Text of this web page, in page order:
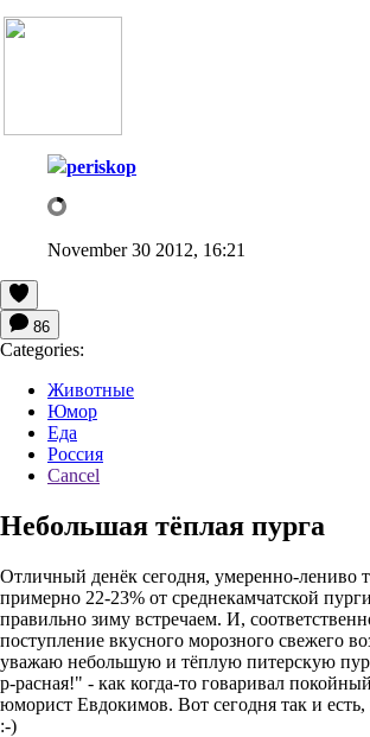
periskop
November 30 2012, 16:21
86
Categories:
Животные
Юмор
Еда
Россия
Cancel
Небольшая тёплая пурга
Отличный денёк сегодня, умеренно-лениво
примерно 22-23% от среднекамчатской
правильно зиму встречаем. И,
поступление вкусного морозного свежего
уважаю небольшую и тёплую питерскую
р-расная!" - как когда-то говаривал
юморист Евдокимов. Вот сегодня так и есть,
:-)